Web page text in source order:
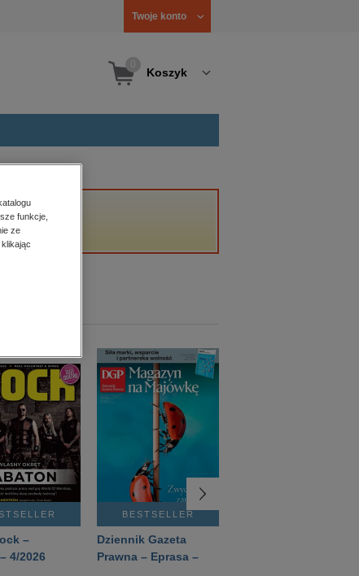
Twoje konto
Koszyk
–
4/2026
BESTSELLER
Dziennik Gazeta
Prawna – Eprasa –
funkcje,
ze